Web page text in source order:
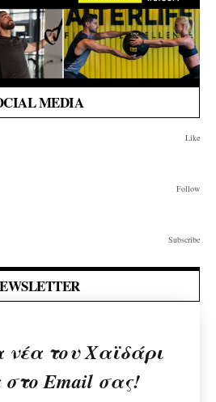
MEDIA
Like
Follow
Subscribe
του Χαϊδάρι
Email σας!